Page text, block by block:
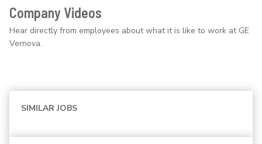
Company Videos
Hear directly from employees about what it is like to work at GE
Vernova.
SIMILAR JOBS